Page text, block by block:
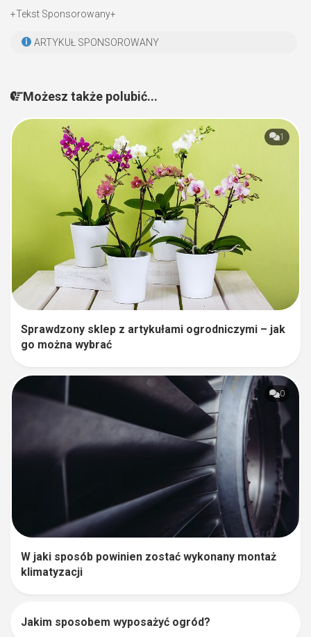
+Tekst Sponsorowany+
ARTYKUŁ SPONSOROWANY
Możesz także polubić...
1
Sprawdzony sklep z artykułami ogrodniczymi – jak
go można wybrać
0
W jaki sposób powinien zostać wykonany montaż
klimatyzacji
Jakim sposobem wyposażyć ogród?